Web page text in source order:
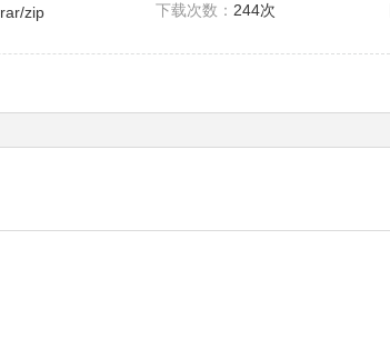
rar/zip 下载次数： 244次